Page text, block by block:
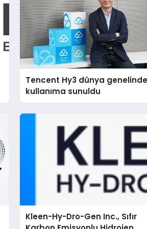
Tencent Hy3 dünya
kullanıma sunuldu
Kleen-Hy-Dro-Gen Inc., Sıfır